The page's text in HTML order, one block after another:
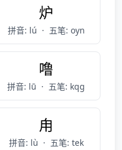
炉
拼音: lú · 五笔: oyn
噜
拼音: lū · 五笔: kqg
甪
拼音: lù · 五笔: tek